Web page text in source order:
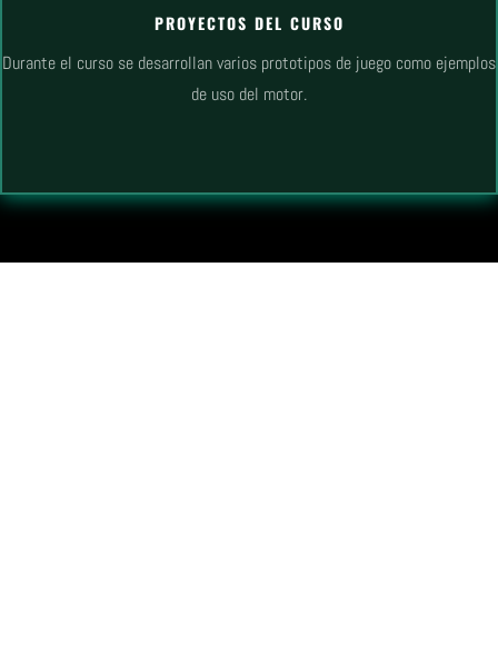
PROYECTOS DEL CURSO
Durante el curso se desarrollan varios prototipos de juego como ejemplos
de uso del motor.